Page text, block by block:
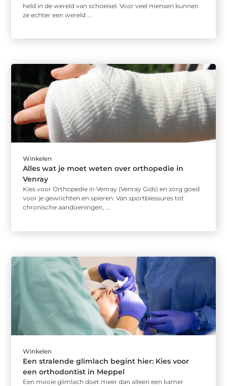
held in de wereld van schoeisel. Voor veel mensen kunnen
ze echter een wereld ...
Winkelen
Alles wat je moet weten over orthopedie in
Venray
Kies voor Orthopedie in Venray (Venray Gids) en zorg goed
voor je gewrichten en spieren. Van sportblessures tot
chronische aandoeningen, ...
Winkelen
Een stralende glimlach begint hier: Kies voor
een orthodontist in Meppel
Een mooie glimlach doet meer dan alleen een kamer